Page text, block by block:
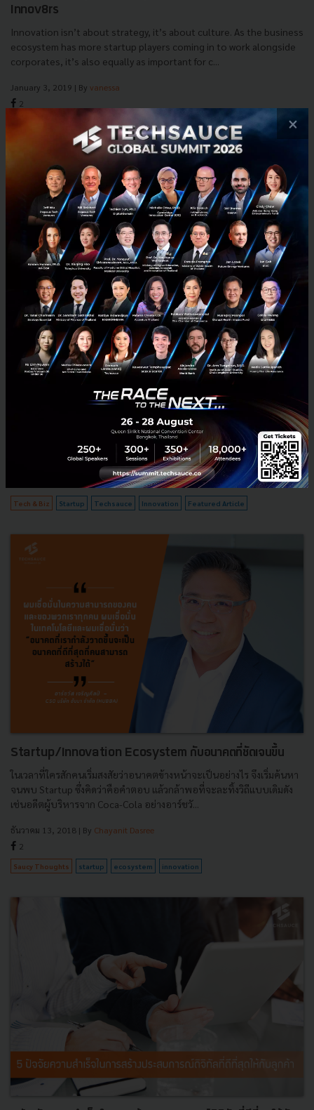
Innov8rs
Innovation isn’t about strategy, it’s about culture. As the business
ecosystem has more startup players coming in to work alongside
corporates, it’s also equally as important for c...
January 3, 2019 | By vanessa
2
Innov8rs Innovation Intrapreneurship
ย้อนรอย Techsauce ผู้บุกเบิก Technology Startup และ
Innovation Ecosystem ตั้งแต่ปี 2012
ในปี 2012 กลุ่มคนที่มีความเชื่อมั่นในธุรกิจ Startup ได้สร้างสรรค์ Event
เล็กๆ ที่ชื่อว่า Startup it up ขึ้น โดยในเวลานั้นอยู่ภายใต้ชื่อเว็บไซต์
thumbsup ซึ่งถือเป็น Startup event ...
Techsauce Team
Tech & Biz Startup Techsauce Innovation Featured Article
Startup/Innovation Ecosystem กับอนาคตที่ชัดเจนขึ้น
ในเวลาที่ใครสักคนเริ่มสงสัยว่าอนาคตข้างหน้าจะเป็นอย่างไร จึงเริ่มค้นหา
จนพบ Startup ซึ่งคิดว่าคือคำตอบ แล้วกล้าพอที่จะละทิ้งวิถีแบบเดิมดัง
เช่นอดีตผู้บริหารจาก Coca-Cola อย่างอาร์ชวั...
ธันวาคม 13, 2018 | By Chayanit Dasree
2
Saucy Thoughts startup ecosystem innovation
×